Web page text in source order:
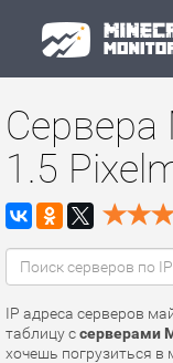
Сервера
1.5
IP адреса серверов
таблицу ссерверами
хочешь погрузиться в